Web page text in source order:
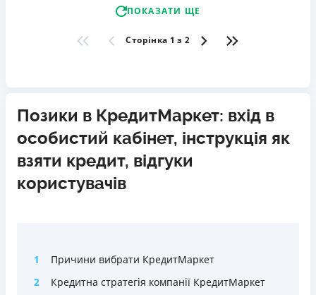
ПОКАЗАТИ ЩЕ
Сторінка 1 з 2
Позики в КредитМаркет: вхід в
особистий кабінет, інструкція як
взяти кредит, відгуки
користувачів
1
Причини вибрати КредитМаркет
2
Кредитна стратегія компанії КредитМаркет